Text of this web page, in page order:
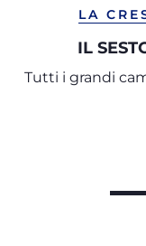
LA
IL
Tutti i grandi